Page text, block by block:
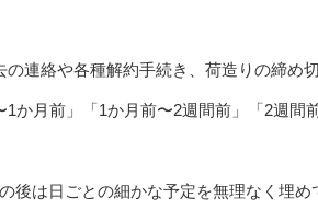
連絡や各種解約手続き、荷造りの締め
か月前」「1か月前〜2週間前」「2週
後は日ごとの細かな予定を無理なく埋